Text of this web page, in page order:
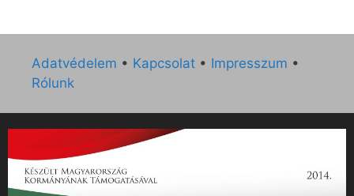
Adatvédelem • Kapcsolat • Impresszum •
Rólunk